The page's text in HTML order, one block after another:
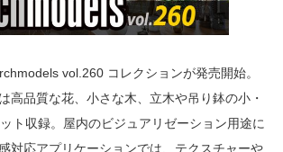
vol.260 コレクションが発売開始。
高品質な花、小さな木、立木や吊り鉢の小・
ト収録。屋内のビジュアリゼーション用途に
対応アプリケーションでは、テクスチャーや